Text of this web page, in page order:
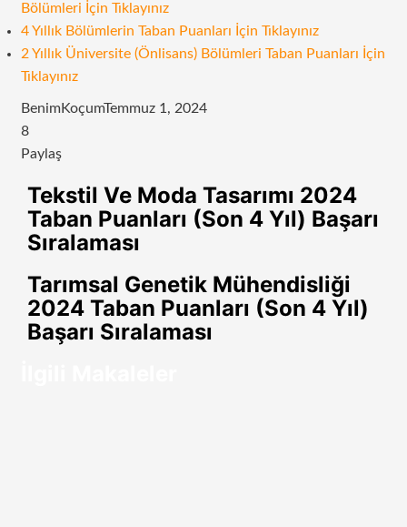
Bölümleri İçin Tıklayınız
4 Yıllık Bölümlerin Taban Puanları İçin Tıklayınız
2 Yıllık Üniversite (Önlisans) Bölümleri Taban Puanları İçin
Tıklayınız
BenimKoçumTemmuz 1, 2024
8
Paylaş
Posta
paylaş
Tekstil Ve Moda Tasarımı 2024
Taban Puanları (Son 4 Yıl) Başarı
Sıralaması
Tarımsal Genetik Mühendisliği
2024 Taban Puanları (Son 4 Yıl)
Başarı Sıralaması